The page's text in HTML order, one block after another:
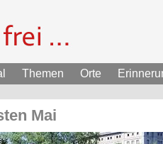
Themen Orte
Mai